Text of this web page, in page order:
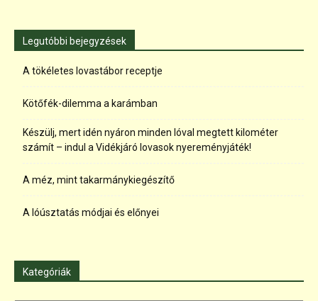
Legutóbbi bejegyzések
A tökéletes lovastábor receptje
Kötőfék-dilemma a karámban
Készülj, mert idén nyáron minden lóval megtett kilométer
számít – indul a Vidékjáró lovasok nyereményjáték!
A méz, mint takarmánykiegészítő
A lóúsztatás módjai és előnyei
Kategóriák